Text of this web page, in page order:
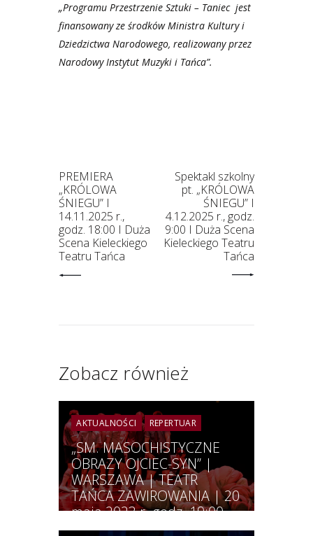
„Programu Przestrzenie Sztuki – Taniec jest
finansowany ze środków Ministra Kultury i
Dziedzictwa Narodowego, realizowany przez
Narodowy Instytut Muzyki i Tańca”.
PREMIERA
„KRÓLOWA
ŚNIEGU” I
14.11.2025 r.,
godz. 18:00 I Duża
Scena Kieleckiego
Teatru Tańca
Spektakl szkolny
pt. „KRÓLOWA
ŚNIEGU” I
4.12.2025 r., godz.
9:00 I Duża Scena
Kieleckiego Teatru
Tańca
Zobacz również
AKTUALNOŚCI REPERTUAR
„SM. MASOCHISTYCZNE
OBRAZY OJCIEC-SYN” |
WARSZAWA | TEATR
TAŃCA ZAWIROWANIA | 20
maja 2023 r. godz. 19:00